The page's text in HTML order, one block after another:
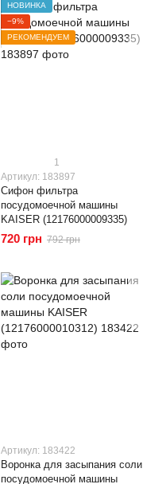
НОВИНКА
−9%
РЕКОМЕНДУЕМ
1
Артикул: 183897
Сифон фильтра
посудомоечной машины
KAISER (12176000009335)
720 грн 792 грн
Артикул: 183422
Воронка для засыпания соли
посудомоечной машины